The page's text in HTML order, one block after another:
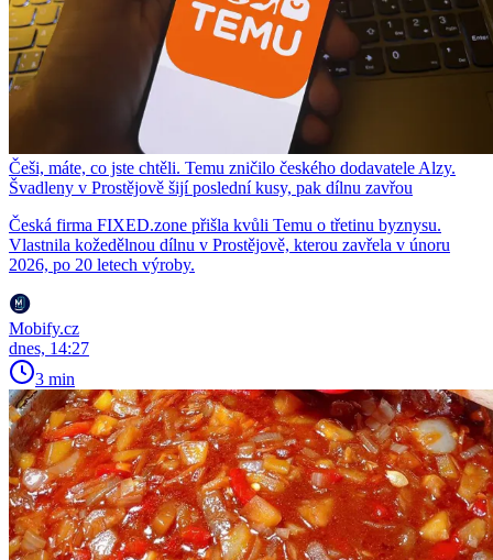
Češi, máte, co jste chtěli. Temu zničilo českého dodavatele Alzy.
Švadleny v Prostějově šijí poslední kusy, pak dílnu zavřou
Česká firma FIXED.zone přišla kvůli Temu o třetinu byznysu.
Vlastnila kožedělnou dílnu v Prostějově, kterou zavřela v únoru
2026, po 20 letech výroby.
Mobify.cz
dnes, 14:27
3 min